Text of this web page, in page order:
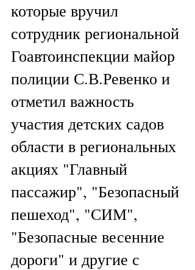
которые вручил
сотрудник региональной
Гоавтоинспекции майор
полиции С.В.Ревенко и
отметил важность
участия детских садов
области в региональных
акциях "Главный
пассажир", "Безопасный
пешеход", "СИМ",
"Безопасные весенние
дороги" и другие с